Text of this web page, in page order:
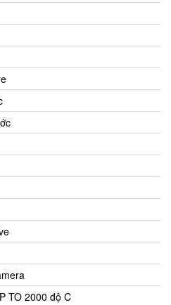
TO 2000 độ C